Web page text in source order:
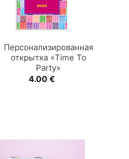
Персонализированная
открытка «Time To
Party»
4.00€